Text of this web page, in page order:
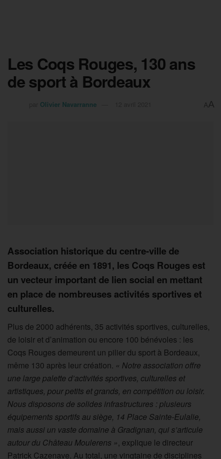
Les Coqs Rouges, 130 ans
de sport à Bordeaux
Olivier Navarranne AA
Association historique du centre-ville de
Bordeaux, créée en 1891, les Coqs Rouges est
un vecteur important de lien social en mettant
en place de nombreuses activités sportives et
culturelles.
Plus de 2000 adhérents, 35 activités sportives, culturelles,
de loisir et d’animation ou encore 100 bénévoles : les
Coqs Rouges demeurent un pilier du sport à Bordeaux,
même 130 après leur création. « Notre association offre
une large palette d’activités sportives, culturelles et
artistiques, pour petits et grands, en compétition ou loisir.
Nous disposons de solides infrastructures : plusieurs
équipements sportifs au siège, 14 Place Sainte-Eulalie,
mais aussi un vaste domaine à Gradignan, qui s’articule
autour du Château Moulerens », explique le directeur
Patrick Cazenave. Au total, une vingtaine de disciplines